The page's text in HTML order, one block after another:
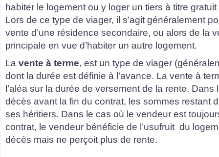
habiter le logement ou y loger un tiers à titre
Lors de ce type de viager, il s’agit généralement
vente d’une résidence secondaire, ou alors de la
principale en vue d’habiter un autre logement.
La vente à terme, est un type de viager
dont la durée est définie à l’avance. La vente à
l’aléa sur la durée de versement de la rente.
décès avant la fin du contrat, les sommes restant
ses héritiers. Dans le cas où le vendeur est
contrat, le vendeur bénéficie de l’usufruit du
décès mais ne perçoit plus de rente.